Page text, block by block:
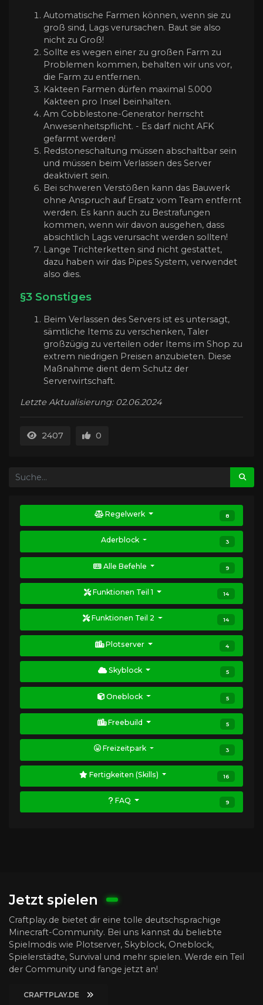
Automatische Farmen können, wenn sie zu
groß sind, Lags verursachen. Baut sie also
nicht zu Groß!
Sollte es wegen einer zu großen Farm zu
Problemen kommen, behalten wir uns vor,
die Farm zu entfernen.
Kakteen Farmen dürfen maximal 5.000
Kakteen pro Insel beinhalten.
Am Cobblestone-Generator herrscht
Anwesenheitspflicht. - Es darf nicht AFK
gefarmt werden!
Redstoneschaltung müssen abschaltbar sein
und müssen beim Verlassen des Server
deaktiviert sein.
Bei schweren Verstößen kann das Bauwerk
ohne Anspruch auf Ersatz vom Team entfernt
werden. Es kann auch zu Bestrafungen
kommen, wenn wir davon ausgehen, dass
absichtlich Lags verursacht werden sollten!
Lange Trichterketten sind nicht gestattet,
dazu haben wir das Pipes System, verwendet
also dies.
§3 Sonstiges
Beim Verlassen des Servers ist es untersagt,
sämtliche Items zu verschenken, Taler
großzügig zu verteilen oder Items im Shop zu
extrem niedrigen Preisen anzubieten. Diese
Maßnahme dient dem Schutz der
Serverwirtschaft.
Letzte Aktualisierung: 02.06.2024
2407 0
Regelwerk 8
Aderblock 3
Alle Befehle 9
Funktionen Teil 1 14
Funktionen Teil 2 14
Plotserver 4
Skyblock 5
Oneblock 5
Freebuild 5
Freizeitpark 3
Fertigkeiten (Skills) 16
FAQ 9
Jetzt spielen
Craftplay.de bietet dir eine tolle deutschsprachige
Minecraft-Community. Bei uns kannst du beliebte
Spielmodis wie Plotserver, Skyblock, Oneblock,
Spielerstädte, Survival und mehr spielen. Werde ein Teil
der Community und fange jetzt an!
CRAFTPLAY.DE